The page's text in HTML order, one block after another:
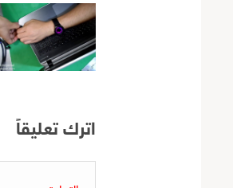
اترك تعليقاً